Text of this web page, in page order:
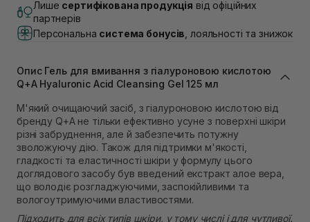
Самовивіз м. Львів, вул. Академіка Підстригача, 1В
(Duck’s Lake)
В наявності
В наявності
Самовивіз м. Львів, вул. Степана Бандери 45
Самовивіз м. Рівне, вул. 16-го Липня, 15
В наявності
Самовивіз м. Рівне, вул. Кулика і Гудачека 23 (ТЦ
Екватор)
В наявності
Лише сертифікована продукція від офіційних
партнерів
Персональна система бонусів , лояльності та знижок
Опис Гель для вмивання з гіалуроновою кислотою
Q+A Hyaluronic Acid Cleansing Gel 125 мл
М'який очищаючий засіб, з гіалуроновою кислотою від
бренду Q+A не тільки ефективно усуне з поверхні шкіри
різні забруднення, але й забезпечить потужну
зволожуючу дію. Також для підтримки м'якості,
гладкості та еластичності шкіри у формулу цього
доглядового засобу був введений екстракт алое вера,
що володіє розгладжуючими, заспокійливими та
вологоутримуючими властивостями.
Підходить для всіх типів шкіри, у тому числі і для чутливої.